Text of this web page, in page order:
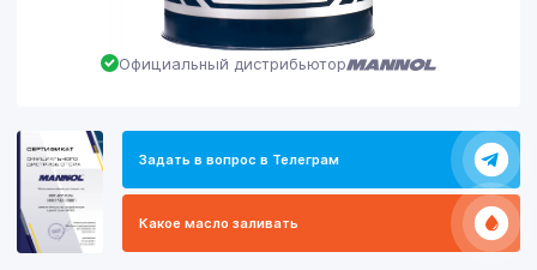
Официальный дистрибьютор
Задать в вопрос в Телеграм
Какое масло заливать